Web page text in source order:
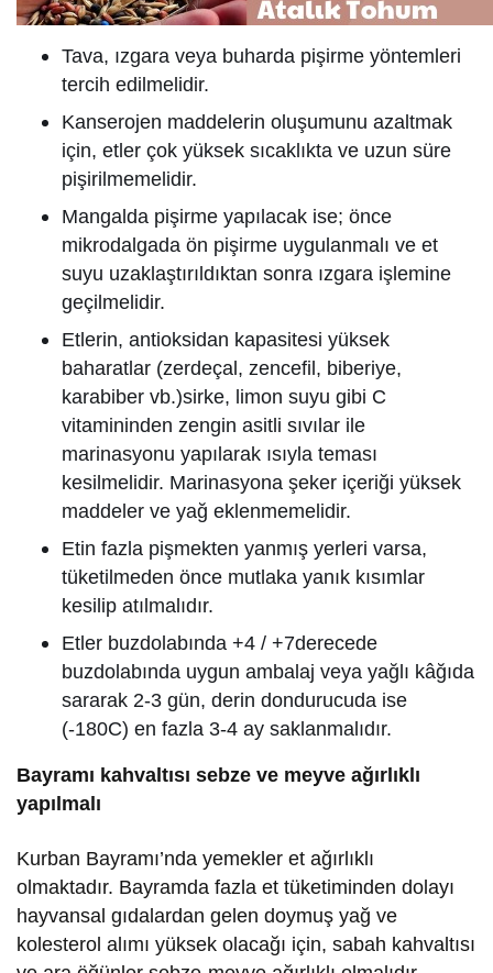
Tava, ızgara veya buharda pişirme yöntemleri
tercih edilmelidir.
Kanserojen maddelerin oluşumunu azaltmak
için, etler çok yüksek sıcaklıkta ve uzun süre
pişirilmemelidir.
Mangalda pişirme yapılacak ise; önce
mikrodalgada ön pişirme uygulanmalı ve et
suyu uzaklaştırıldıktan sonra ızgara işlemine
geçilmelidir.
Etlerin, antioksidan kapasitesi yüksek
baharatlar (zerdeçal, zencefil, biberiye,
karabiber vb.)sirke, limon suyu gibi C
vitamininden zengin asitli sıvılar ile
marinasyonu yapılarak ısıyla teması
kesilmelidir. Marinasyona şeker içeriği yüksek
maddeler ve yağ eklenmemelidir.
Etin fazla pişmekten yanmış yerleri varsa,
tüketilmeden önce mutlaka yanık kısımlar
kesilip atılmalıdır.
Etler buzdolabında +4 / +7derecede
buzdolabında uygun ambalaj veya yağlı kâğıda
sararak 2-3 gün, derin dondurucuda ise
(-180C) en fazla 3-4 ay saklanmalıdır.
Bayramı kahvaltısı sebze ve meyve ağırlıklı
yapılmalı
Kurban Bayramı’nda yemekler et ağırlıklı
olmaktadır. Bayramda fazla et tüketiminden dolayı
hayvansal gıdalardan gelen doymuş yağ ve
kolesterol alımı yüksek olacağı için, sabah kahvaltısı